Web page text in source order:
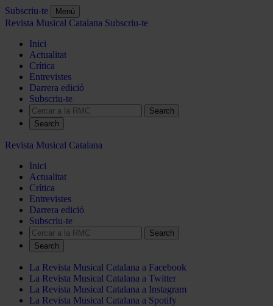
Subscriu-te Menú
Revista Musical Catalana Subscriu-te
Inici
Actualitat
Crítica
Entrevistes
Darrera edició
Subscriu-te
Search
Revista Musical Catalana
Inici
Actualitat
Crítica
Entrevistes
Darrera edició
Subscriu-te
Search
La Revista Musical Catalana a Facebook
La Revista Musical Catalana a Twitter
La Revista Musical Catalana a Instagram
La Revista Musical Catalana a Spotify